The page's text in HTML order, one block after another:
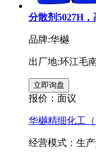
分散剂5027H
品牌:华樾
出厂地:环江毛
报价： 面议
华樾精细化工
经营模式：生